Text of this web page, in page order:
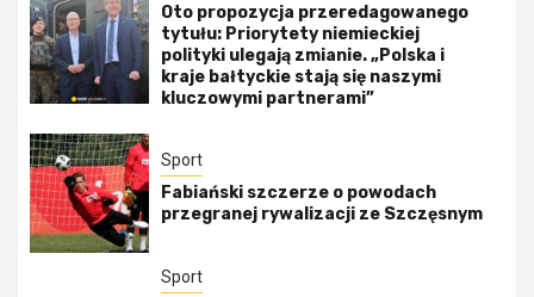
Oto propozycja przeredagowanego
tytułu: Priorytety niemieckiej
polityki ulegają zmianie. „Polska i
kraje bałtyckie stają się naszymi
kluczowymi partnerami”
Sport
Fabiański szczerze o powodach
przegranej rywalizacji ze Szczęsnym
Sport